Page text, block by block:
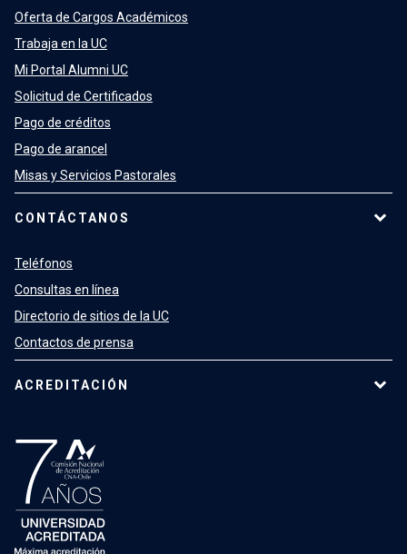
Oferta de Cargos Académicos
Trabaja en la UC
Mi Portal Alumni UC
Solicitud de Certificados
Pago de créditos
Pago de arancel
Misas y Servicios Pastorales
CONTÁCTANOS
Teléfonos
Consultas en línea
Directorio de sitios de la UC
Contactos de prensa
ACREDITACIÓN